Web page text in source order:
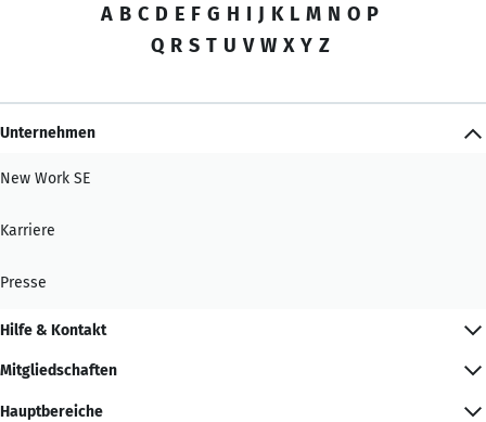
A B C D E F G H I J K L M N O P
Q R S T U V W X Y Z
Unternehmen
New Work SE
Karriere
Presse
Hilfe & Kontakt
Mitgliedschaften
Hauptbereiche